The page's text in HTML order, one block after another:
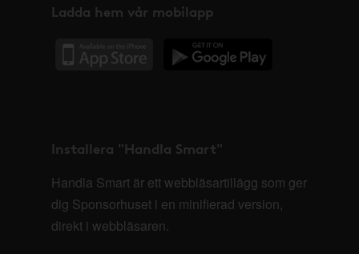
Ladda hem vår mobilapp
Installera "Handla Smart"
Handla Smart är ett webbläsartillägg som ger
dig Sponsorhuset i en minifierad version,
direkt i webbläsaren.